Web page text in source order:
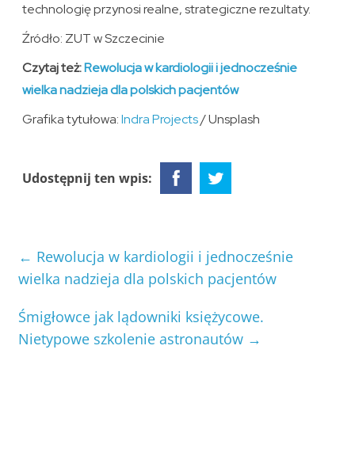
technologię przynosi realne, strategiczne rezultaty.
Źródło: ZUT w Szczecinie
Czytaj też:Rewolucja w kardiologii i jednocześnie
wielka nadzieja dla polskich pacjentów
Grafika tytułowa:Indra Projects/ Unsplash
Udostępnij ten wpis:
← Rewolucja w kardiologii i jednocześnie
wielka nadzieja dla polskich pacjentów
Śmigłowce jak lądowniki księżycowe.
Nietypowe szkolenie astronautów →